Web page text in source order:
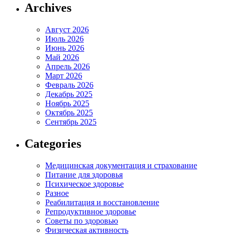
Archives
Август 2026
Июль 2026
Июнь 2026
Май 2026
Апрель 2026
Март 2026
Февраль 2026
Декабрь 2025
Ноябрь 2025
Октябрь 2025
Сентябрь 2025
Categories
Медицинская документация и страхование
Питание для здоровья
Психическое здоровье
Разное
Реабилитация и восстановление
Репродуктивное здоровье
Советы по здоровью
Физическая активность